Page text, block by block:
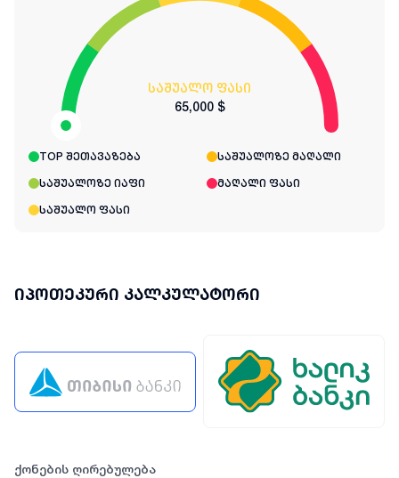
საშუალო ფასი
65,000 $
TOP შეთავაზება საშუალოზე მაღალი
საშუალოზე იაფი მაღალი ფასი
საშუალო ფასი
იპოთეკური კალკულატორი
ქონების ღირებულება